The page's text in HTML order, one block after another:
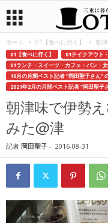
ホーム 01【食べに行く】 朝
01【食べに行く】
01テイクアウト
01ランチ・スイーツ・カフェ・パン・
10月の月間ベスト記者 ”岡田聖子さん”
2021年2月の月間ベスト記者 ”岡田聖子
朝津味で伊勢
みた@津
記者 岡田聖子 - 2016-08-31